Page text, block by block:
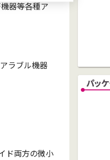
器等各種ア
ラブル機器
ド両方の微小